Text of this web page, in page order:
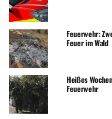
RELATED TOPICS:
UP NEXT
Feuerwehr: Zahlreiche
DON'T MISS
Feuerwehr: Brennender Akku
Feuerwehr:
Feuer im Wald
Heißes
Feuerwehr